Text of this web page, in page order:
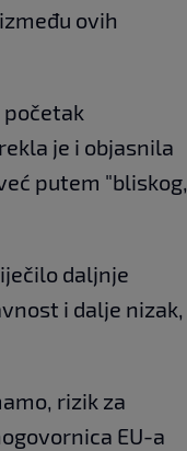
ovih
početak
je i objasnila
putem "bliskog,
daljnje
i dalje nizak,
rizik za
EU-a